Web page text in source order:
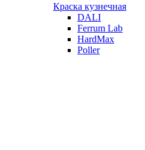
Краска кузнечная
DALI
Ferrum Lab
HardMax
Poller